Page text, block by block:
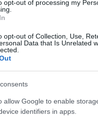
opt-out of processing my
opt-out of Collection, Use,
Data that Is Unrelated
allow Google to enable
identifiers in apps.
di GalluraOggi.it
i tuoi video e
+39 345 356 7512